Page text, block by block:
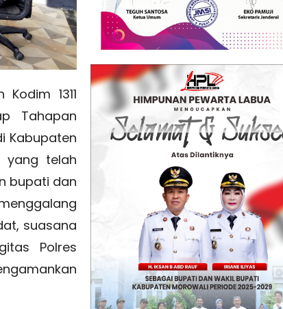
1311
Tahapan
Kabupaten
yang telah
bupati dan
suasana
Polres